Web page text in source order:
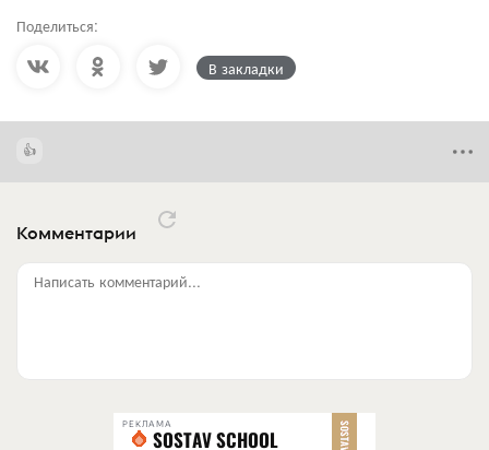
Поделиться:
В закладки
Комментарии
Написать комментарий...
РЕКЛАМА